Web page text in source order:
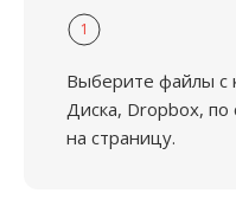
1
Выберите файлы с
Диска, Dropbox,
на страницу.